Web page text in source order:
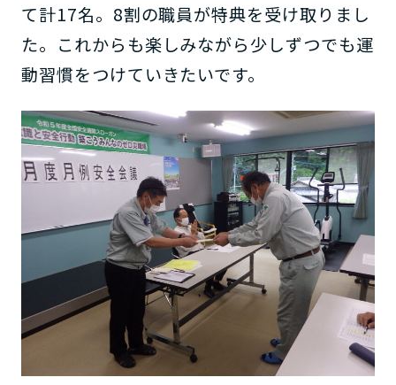
て計17名。8割の職員が特典を受け取りまし
た。これからも楽しみながら少しずつでも運
動習慣をつけていきたいです。